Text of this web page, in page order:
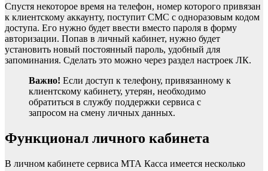
Спустя некоторое время на телефон, номер которого привязан
к клиентскому аккаунту, поступит СМС с одноразовым кодом
доступа. Его нужно будет ввести вместо пароля в форму
авторизации. Попав в личный кабинет, нужно будет
установить новый постоянный пароль, удобный для
запоминания. Сделать это можно через раздел настроек ЛК.
Важно! Если доступ к телефону, привязанному к
клиентскому кабинету, утерян, необходимо
обратиться в службу поддержки сервиса с
запросом на смену личных данных.
Функционал личного кабинета
В личном кабинете сервиса МТА Касса имеется несколько